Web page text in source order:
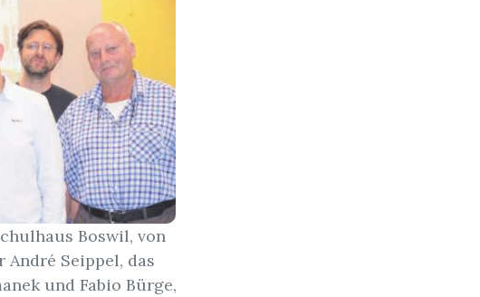
Boswil, von
André Seippel, das
und Fabio Bürge,